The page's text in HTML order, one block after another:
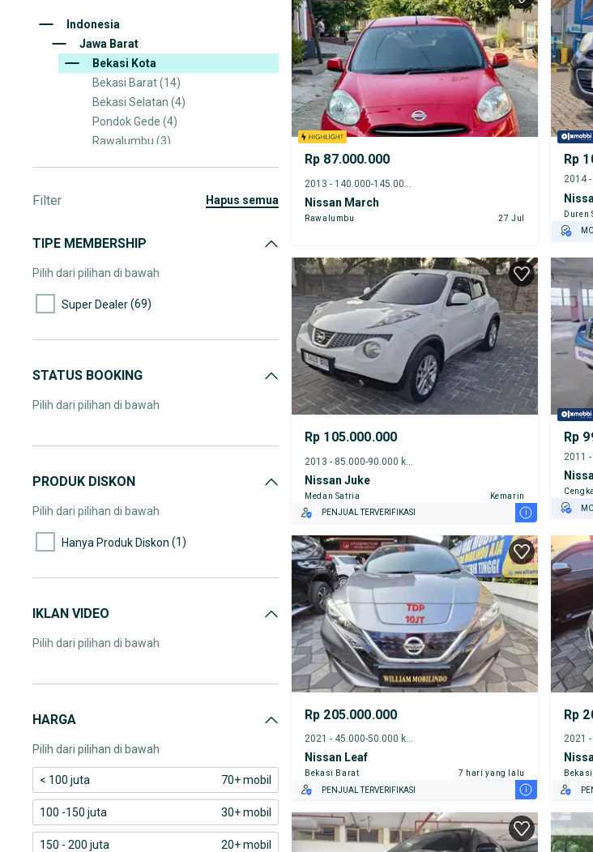
Indonesia
Jawa Barat
Bekasi Kota
Bekasi Barat(14)
Bekasi Selatan (4)
Pondok Gede (4)
Rawalumbu (3)
(2)
Pondok Melati
Jatiasih
Filter hapus semua
TIPE MEMBERSHIP
Pilih dari pilihan di bawah
Super Dealer(69)
STATUS BOOKING
Pilih dari pilihan di bawah
PRODUK DISKON
Pilih dari pilihan di bawah
Hanya Produk Diskon (1)
IKLAN VIDEO
Pilih dari pilihan di bawah
HARGA
Pilih dari pilihan di bawah
< 100 juta 70+ mobil
100 -150 juta 30+ mobil
150 - 200 juta 20+ mobil
Rp 87.000.000
Nissan March
Rawalumbu 27 Jul
Rp
Duren
Rp 105.000.000
Nissan Juke
Medan Satria
Kemarin
PENJUAL TERVERIFIKASI
i
Rp
Rp 205.000.000
2021 - 45.000-50.000 km
Nissan Leaf
Bekasi Barat
7 hari yang lalu
PENJUAL TERVERIFIKASI
i
Rp